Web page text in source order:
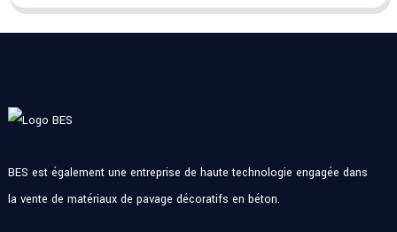
BES est également une entreprise de haute technologie engagée dans
la vente de matériaux de pavage décoratifs en béton.